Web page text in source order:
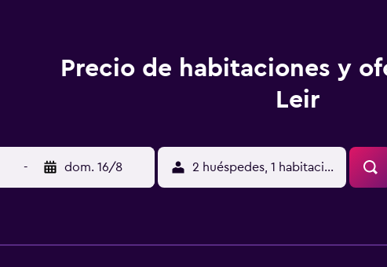
Precio de habitaciones y
Leir
- dom. 16/8 2 huéspedes, 1 habitación